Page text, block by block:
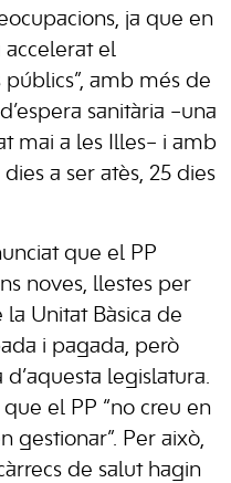
ja que en
accelerat el
amb més de
sanitària –una
mai a les Illes– i amb
a ser atès, 25 dies
que el PP
noves, llestes per
Unitat Bàsica de
i pagada, però
legislatura.
el PP “no creu en
gestionar”. Per això,
de salut hagin